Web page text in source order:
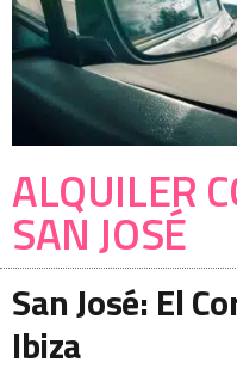
ALQUILER
SAN JOSÉ
San José: El
Ibiza